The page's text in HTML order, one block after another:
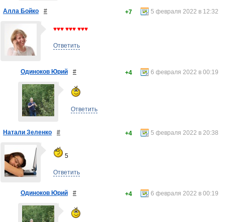
Алла Бойко # 5 февраля 2022 в 12:32
+7
♥♥♥ ♥♥♥ ♥♥♥
Ответить
Одиноков Юрий # 6 февраля 2022 в 00:19
+4
Ответить
Натали Зеленко # 5 февраля 2022 в 20:38
+4
5
Ответить
Одиноков Юрий # 6 февраля 2022 в 00:19
+4